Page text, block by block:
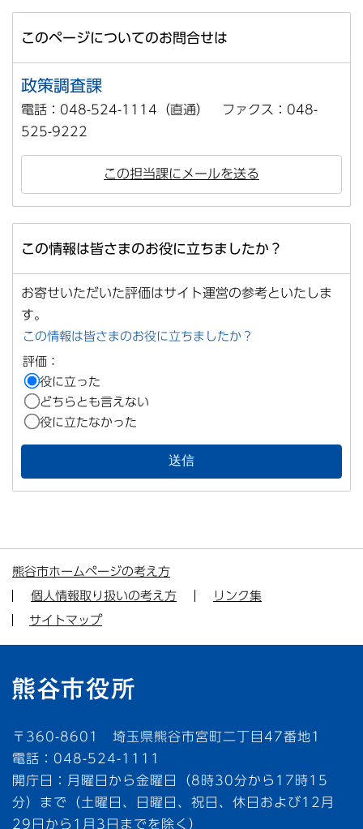
このページについてのお問合せは
政策調査課
電話：048-524-1114（直通） ファクス：048-
525-9222
この担当課にメールを送る
この情報は皆さまのお役に立ちましたか？
お寄せいただいた評価はサイト運営の参考といたしま
す。
この情報は皆さまのお役に立ちましたか？
評価：
役に立った
どちらとも言えない
役に立たなかった
熊谷市ホームページの考え方
個人情報取り扱いの考え方
リンク集
サイトマップ
〒360-8601 埼玉県熊谷市宮町二丁目47番地1
電話：048-524-1111
開庁日：月曜日から金曜日（8時30分から17時15
分）まで（土曜日、日曜日、祝日、休日および12月
29日から1月3日までを除く）